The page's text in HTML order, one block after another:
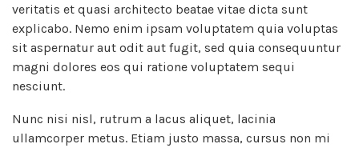
veritatis et quasi architecto beatae vitae dicta sunt
explicabo. Nemo enim ipsam voluptatem quia voluptas
sit aspernatur aut odit aut fugit, sed quia consequuntur
magni dolores eos qui ratione voluptatem sequi
nesciunt.
Nunc nisi nisl, rutrum a lacus aliquet, lacinia
ullamcorper metus. Etiam justo massa, cursus non mi